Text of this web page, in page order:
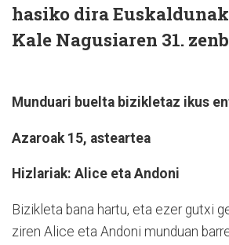
hasiko dira
Kale Nagusiaren 31.
Munduari buelta bizikletaz ikus
Azaroak 15, asteartea
Hizlariak: Alice eta Andoni
Bizikleta bana hartu, eta ezer gutxi
ziren Alice eta Andoni munduan